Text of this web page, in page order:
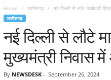
Home छत्तीसगढ़ नई दिल्ली से लौटे माओवादी
छत्तीसगढ़
नई दिल्ली से लौटे
मुख्यमंत्री निवास
By NEWSDESK- September 26, 2024